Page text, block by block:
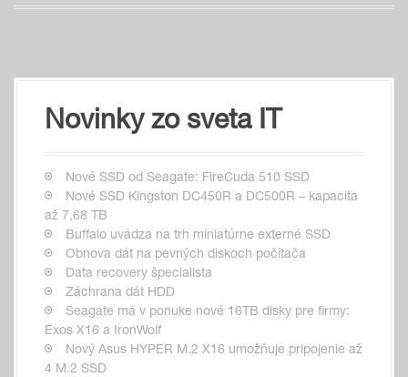
Novinky zo sveta IT
Nové SSD od Seagate: FireCuda 510 SSD
Nové SSD Kingston DC450R a DC500R – kapacita
až 7,68 TB
Buffalo uvádza na trh miniatúrne externé SSD
Obnova dát na pevných diskoch počítača
Data recovery špecialista
Záchrana dát HDD
Seagate má v ponuke nové 16TB disky pre firmy:
Exos X16 a IronWolf
Nový Asus HYPER M.2 X16 umožňuje pripojenie až
4 M.2 SSD